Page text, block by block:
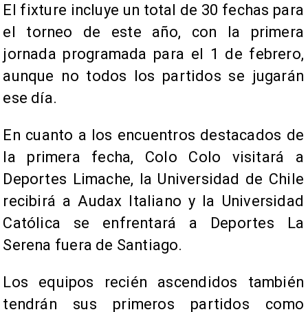
El fixture incluye un total de 30 fechas para
el torneo de este año, con la primera
jornada programada para el 1 de febrero,
aunque no todos los partidos se jugarán
ese día.
En cuanto a los encuentros destacados de
la primera fecha, Colo Colo visitará a
Deportes Limache, la Universidad de Chile
recibirá a Audax Italiano y la Universidad
Católica se enfrentará a Deportes La
Serena fuera de Santiago.
Los equipos recién ascendidos también
tendrán sus primeros partidos como